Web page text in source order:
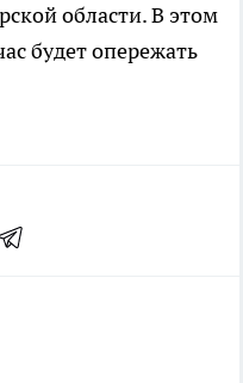
области. В этом
будет опережать